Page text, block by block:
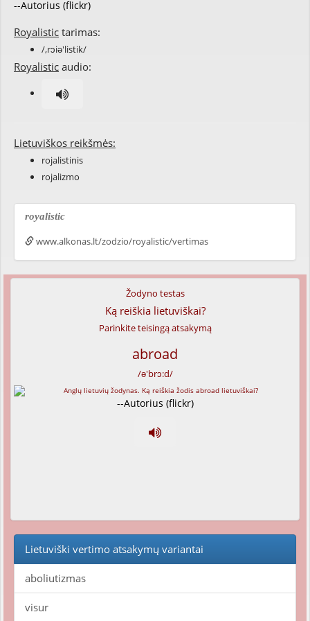
--Autorius (flickr)
Royalistic tarimas:
/,rɔiə'listik/
Royalistic audio:
Lietuviškos reikšmės:
rojalistinis
rojalizmo
royalistic
www.alkonas.lt/zodzio/royalistic/vertimas
Žodyno testas
Ką reiškia lietuviškai?
Parinkite teisingą atsakymą
abroad
/ə'brɔ:d/
--Autorius (flickr)
Lietuviški vertimo atsakymų variantai
aboliutizmas
visur